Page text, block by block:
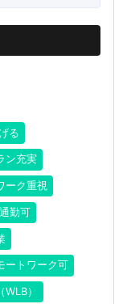
る
ン充実
ーク重視
勤可
ートワーク可
）